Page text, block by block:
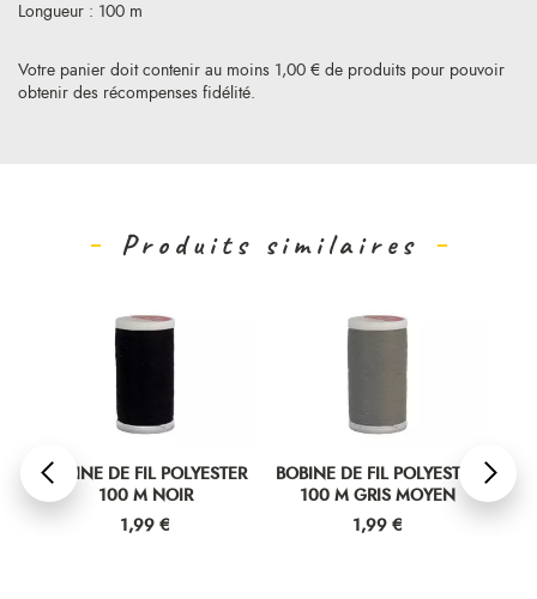
Votre panier doit contenir au moins 1,00 € de produits pour pouvoir
obtenir des récompenses fidélité.
Longueur : 100 m
Produits similaires
BOBINE DE FIL POLYESTER
100 M NOIR
Prix
1,99 €
BOBINE DE FIL POLYESTER
100 M GRIS MOYEN
Prix
1,99 €